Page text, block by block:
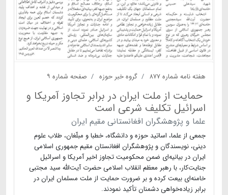
هفته نامه شماره ۸۷۷ گروه خبر حوزه صفحه شماره ۹
حمایت از ملت ایران در برابر تجاوز آمریکا و
اسرائیل تکلیف شرعی است
علما و پژوهشگران افغانستانی مقیم ایران
جمعی از علما، اساتید حوزه و دانشگاه، خطبا و مبلّغان، طلاب علوم
دینی، نویسندگان و پژوهشگران افغانستان مقیم جمهوری اسلامی
ایران در بیانیه‌ای ضمن محکومیت تجاوز اخیر آمریکا و اسرائیل
جنایت‌کار، با رهبر معظم انقلاب اسلامی حضرت آیت‌الله سید مجتبی
خامنه‌ای بیعت کرده و بر ضرورت حمایت از ملت مسلمان ایران در
برابر زیاده‌خواهی دشمنان تأکید نمودند.